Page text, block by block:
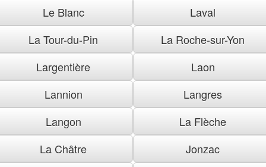
Le Blanc
Laval
La Tour-du-Pin
La Roche-sur-Yon
Largentière
Laon
Lannion
Langres
Langon
La Flèche
La Châtre
Jonzac